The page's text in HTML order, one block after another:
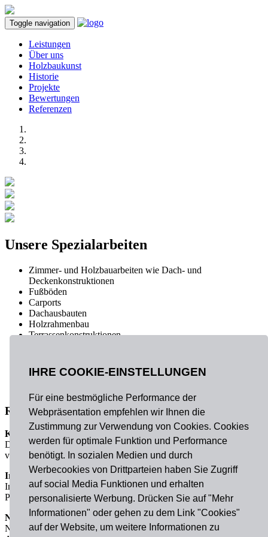
IHRE COOKIE-EINSTELLUNGEN
Für eine bestmögliche Performance der
Webpräsentation empfehlen wir Ihnen die
Zustimmung zur Verwendung von Cookies. Cookies
werden für optimale Funktion und Performance
benötigt. In sozialen Medien und durch
Werbecookies von Drittparteien haben Sie Zugriff
auf social Media Funktionen und erhalten
personalisierte Werbung. Drücken Sie auf "Mehr
Informationen" oder gehen zu dem Link "Cookies"
auf der Website, um weitere Informationen zu
Toggle navigation
Leistungen
Über uns
Holzbaukunst
Historie
Projekte
Bewertungen
Referenzen
Unsere Spezialarbeiten
Zimmer- und Holzbauarbeiten wie Dach- und
Deckenkonstruktionen
Fußböden
Carports
Dachausbauten
Holzrahmenbau
Terrassenkonstruktionen
Treppen und Treppensanierungen
Dachsanierung
Referenzen(Auszug)
Kunstwerk
Das Kunstwerk „Raststätte für Gedanken“
von Claus Bury in Nürnberg.
Innentreppen Deutscher Bundestag Bonn
Innentreppen Deutscher Bundestag Bonn
Planung Philipp Holzmann AG
Neuaufbau Alte Liebe
Nach einem Brand komplett zerstört, musste das beliebte